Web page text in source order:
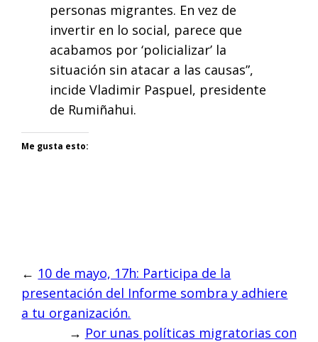
personas migrantes. En vez de
invertir en lo social, parece que
acabamos por ‘policializar’ la
situación sin atacar a las causas”,
incide Vladimir Paspuel, presidente
de Rumiñahui.
Me gusta esto:
← 10 de mayo, 17h: Participa de la
presentación del Informe sombra y adhiere
a tu organización.
→ Por unas políticas migratorias con